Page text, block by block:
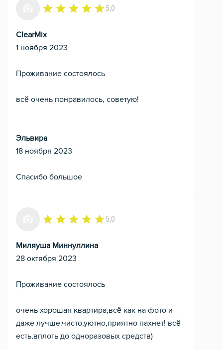
5,0
ClearMix
1 ноября 2023
Проживание состоялось
всё очень понравилось, советую!
Эльвира
18 ноября 2023
Спасибо большое
5,0
Миляуша Миннуллина
28 октября 2023
Проживание состоялось
очень хорошая квартира,всё как на фото и
даже лучше.чисто,уютно,приятно пахнет! всё
есть,вплоть до одноразовых средств)